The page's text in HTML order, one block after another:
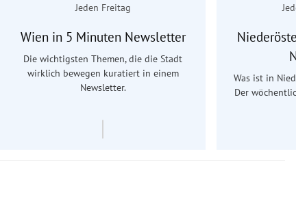
Jeden Freitag
Wien in 5 Minuten Newsletter
Die wichtigsten Themen, die die Stadt
wirklich bewegen kuratiert in einem
Newsletter.
Was ist in
Der